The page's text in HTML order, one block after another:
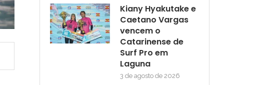
Kiany Hyakutake e
Caetano Vargas
vencem o
Catarinense de
Surf Pro em
Laguna
3 de agosto de 2026